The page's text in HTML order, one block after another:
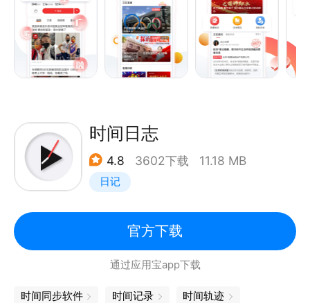
【时间直播】北京时间直播品牌，打造具有强烈时间刻
度和现场感的直播频道及沉浸式全景“慢直播”。
【时间号】汇集优质精品内容，致力于打造美食、金
融、家装、文旅、教育等垂类IP。
【便民服务】生活缴费、天气预报、社会保障、交通管
理、教育资源查询、社区便民各项服务，伴你一端在
手，通达北京。
【电视广播】涵盖了北京广播电视台“北京卫视”“冬奥
目的直播和点播回看；涵盖了“北京新闻广播”“北京
1039交通广播”“北京音乐广播”“北京城市广播”等10个
频率众多个广播节目的实时收听、回听和预约收听。
时间日志
4.8 3602下载 11.18 MB
日记
官方下载
通过应用宝app下载
时间同步软件 时间记录 时间轨迹